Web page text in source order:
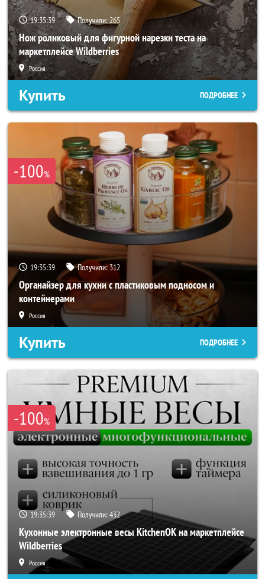
19:35:37 Получили:265
Нож роликовый для фигурной нарезки теста на
маркетплейсе Wildberries
Россия
Купить ПОДРОБНЕЕ
-100%
19:35:37 Получили:312
Органайзер для кухни с пластиковым подносом и
контейнерами
Россия
Купить ПОДРОБНЕЕ
-100%
19:35:37 Получили:432
Кухонные электронные весы KitchenOK на маркетплейсе
Wildberries
Россия